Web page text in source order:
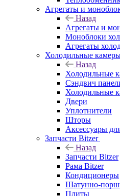
Агрегаты и
Назад
Агрегаты и
Моноблоки
Агрегаты
Холодильные
Назад
Холодильные
Сэндвич
Холодильные
Двери
Уплотнители
Шторы
Аксессуары
Запчасти Bitzer
Назад
Запчасти Bitzer
Рама Bitzer
Кондиционеры
Шатунно-
Плиты